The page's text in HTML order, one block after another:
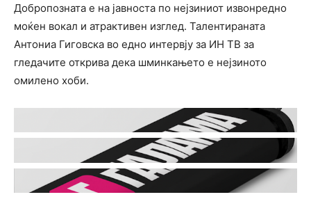
Добропозната е на јавноста по нејзиниот извонредно
моќен вокал и атрактивен изглед. Талентираната
Антониа Гиговска во едно интервју за ИН ТВ за
гледачите открива дека шминкањето е нејзиното
омилено хоби.